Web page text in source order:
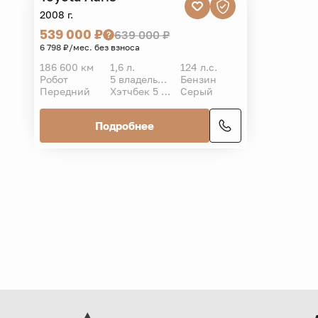
2008 г.
539 000 ₽ 639 000 ₽
6 798 ₽/мес. без взноса
186 600 км 1,6 л.
124 л.с.
Робот
5 владельцев
Бензин
Передний
Хэтчбек 5 дв. Серый
Подробнее